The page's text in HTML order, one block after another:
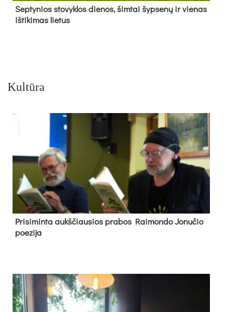
Sep­ty­nios sto­vyk­los die­nos, šim­tai šyp­se­nų ir vie­nas
iš­ti­ki­mas lie­tus
Kultūra
Pri­si­min­ta aukš­čiau­sios pra­bos Rai­mon­do Jo­nu­čio
poe­zi­ja